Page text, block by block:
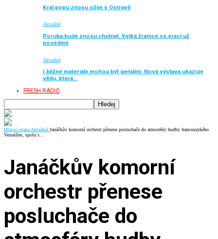
Král popu znovu ožije v Ostravě
Aktuálně
Poruba bude znovu chutnat. Velká žranice se vrací už
posedmé
Aktuálně
I běžné materiály mohou být geniální. Nová výstava ukazuje
vědu, která…
FRESH RADIO
Hlavní strana Aktuálně Janáčkův komorní orchestr přenese posluchače do atmosféry hudby francouzského
Versailles, spolu s...
Janáčkův komorní
orchestr přenese
posluchače do